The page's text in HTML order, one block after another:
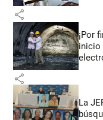
share
¡Por
inicio
share
La